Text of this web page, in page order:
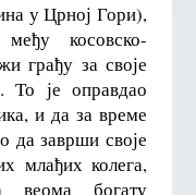
у Црној Гори),
косовско-
грађу за своје
То је оправдао
и да за време
да заврши своје
млађих колега,
веома богату